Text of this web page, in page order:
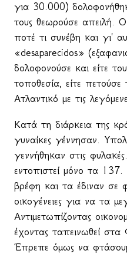
για 30.000)
τους θεωρούσε απειλή.
ποτέ τι συνέβη και γι'
«desaparecidos»
δολοφονούσε και είτε
τοποθεσία, είτε
Ατλαντικό με τις
Κατά τη διάρκεια της
γυναίκες γέννησαν.
γεννήθηκαν στις
εντοπιστεί μόνο τα
βρέφη και τα έδιναν σε
οικογένειες για να τα
Αντιμετωπίζοντας
έχοντας ταπεινωθεί
Έπρεπε όμως να